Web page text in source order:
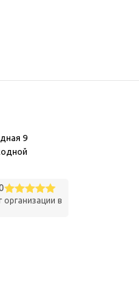
9
организации в